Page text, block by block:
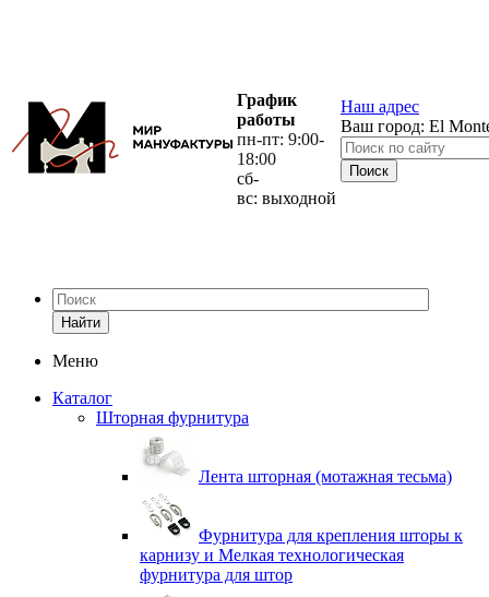
График
работы
пн-пт: 9:00-
18:00
сб-
вс: выходной
Наш адрес
Ваш город: El
Найти
Меню
Каталог
Шторная фурнитура
Лента шторная (мотажная тесьма)
Фурнитура для крепления шторы к
карнизу и Мелкая технологическая
фурнитура для штор